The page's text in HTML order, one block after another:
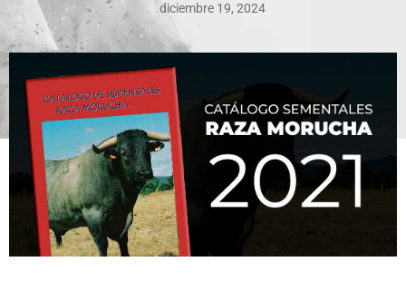
diciembre 19, 2024